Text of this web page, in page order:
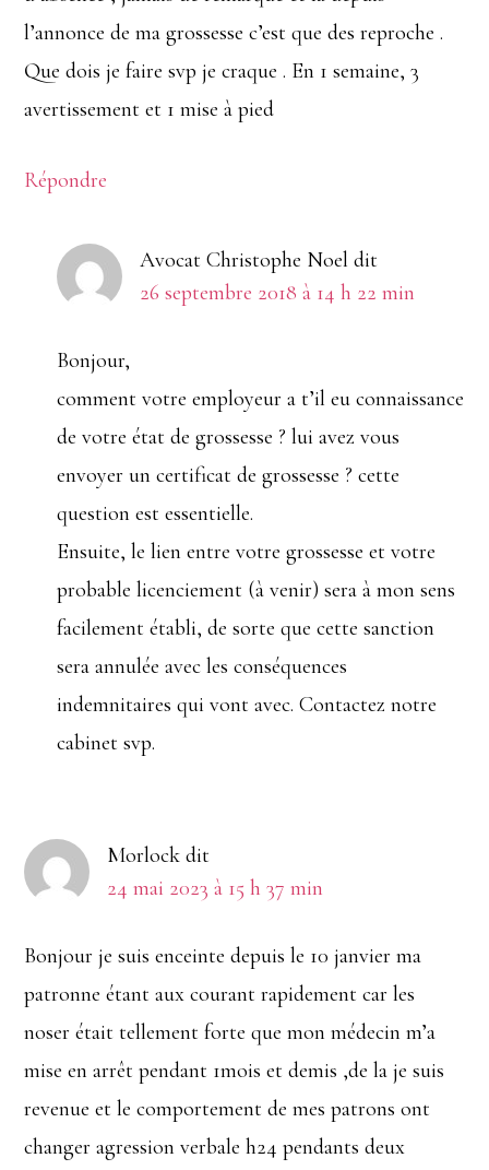
l’annonce de ma grossesse c’est que des reproche .
Que dois je faire svp je craque . En 1 semaine, 3
avertissement et 1 mise à pied
Répondre
Avocat Christophe Noel dit
26 septembre 2018 à 14 h 22 min
Bonjour,
comment votre employeur a t’il eu connaissance
de votre état de grossesse ? lui avez vous
envoyer un certificat de grossesse ? cette
question est essentielle.
Ensuite, le lien entre votre grossesse et votre
probable licenciement (à venir) sera à mon sens
facilement établi, de sorte que cette sanction
sera annulée avec les conséquences
indemnitaires qui vont avec. Contactez notre
cabinet svp.
Morlock dit
24 mai 2023 à 15 h 37 min
Bonjour je suis enceinte depuis le 10 janvier ma
patronne étant aux courant rapidement car les
noser était tellement forte que mon médecin m’a
mise en arrêt pendant 1mois et demis ,de la je suis
revenue et le comportement de mes patrons ont
changer agression verbale h24 pendants deux